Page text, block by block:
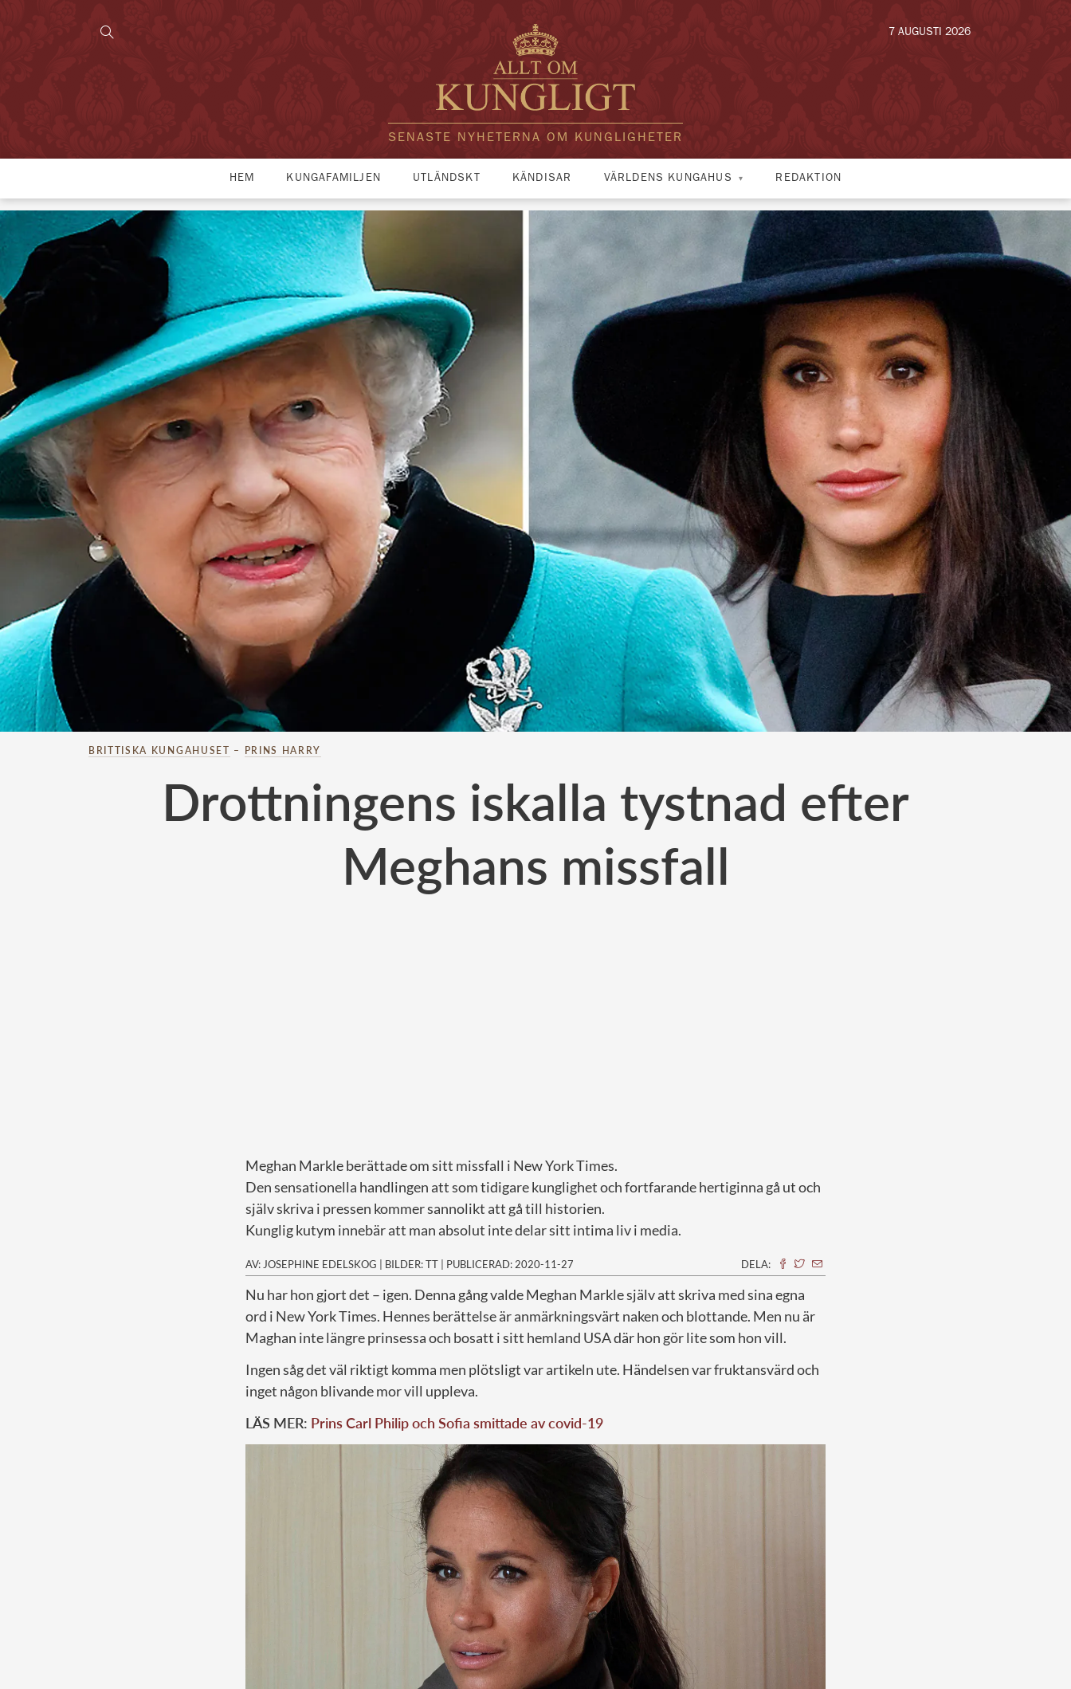
SENASTE NYHETERNA OM KUNGLIGHETER
7 AUGUSTI 2026
HEM KUNGAFAMILJEN UTLÄNDSKT KÄNDISAR VÄRLDENS KUNGAHUS REDAKTION
BRITTISKA KUNGAHUSET – PRINS HARRY
Drottningens iskalla tystnad efter
Meghans missfall
Meghan Markle berättade om sitt missfall i New York Times.
Den sensationella handlingen att som tidigare kunglighet och fortfarande hertiginna gå ut och
själv skriva i pressen kommer sannolikt att gå till historien.
Kunglig kutym innebär att man absolut inte delar sitt intima liv i media.
AV: JOSEPHINE EDELSKOG | BILDER: TT | PUBLICERAD: 2020-11-27 DELA:
Nu har hon gjort det – igen. Denna gång valde Meghan Markle själv att skriva med sina egna
ord i New York Times. Hennes berättelse är anmärkningsvärt naken och blottande. Men nu är
Maghan inte längre prinsessa och bosatt i sitt hemland USA där hon gör lite som hon vill.
Ingen såg det väl riktigt komma men plötsligt var artikeln ute. Händelsen var fruktansvärd och
inget någon blivande mor vill uppleva.
LÄS MER: Prins Carl Philip och Sofia smittade av covid-19